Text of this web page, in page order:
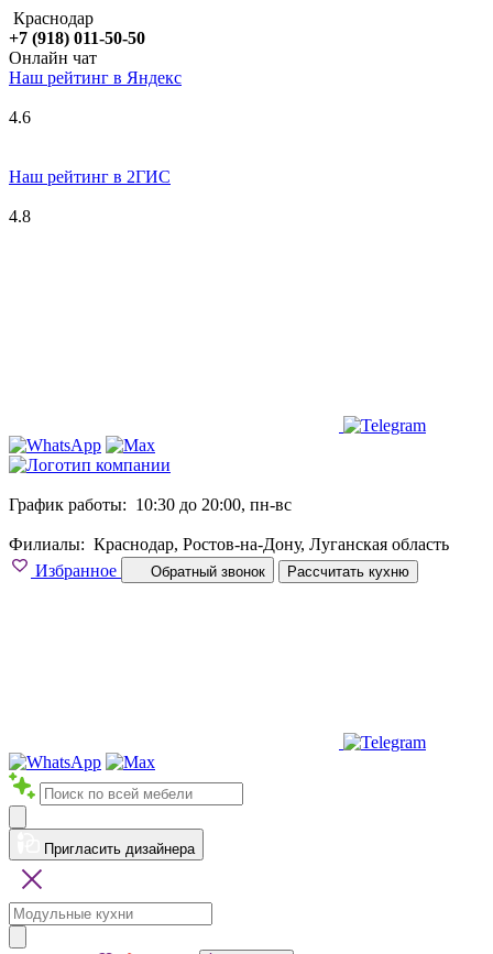
Краснодар
+7 (918) 011-50-50
Онлайн чат
Наш рейтинг в Яндекс
4.6
Наш рейтинг в 2ГИС
4.8
График работы: 10:30 до 20:00, пн-вс
Филиалы: Краснодар, Ростов-на-Дону, Луганская область
Избранное
Обратный звонок Рассчитать кухню
Пригласить дизайнера